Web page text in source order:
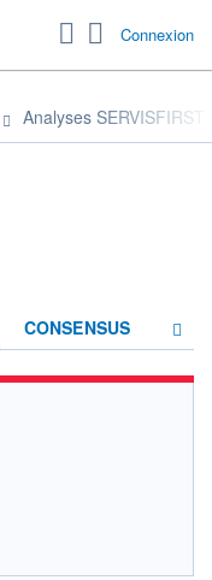
Connexion
Analyses SERVISFIRST
CONSENSUS